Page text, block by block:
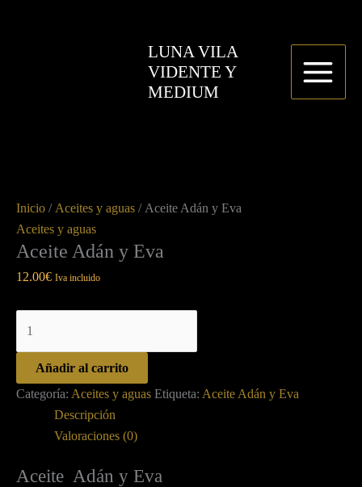
LUNA VILA
VIDENTE Y
MEDIUM
Inicio /Aceites y aguas / Aceite Adán y Eva
Aceites y aguas
Aceite Adán y Eva
12.00€ Iva incluido
Añadir al carrito
Categoría: Aceites y aguas Etiqueta: Aceite Adán y Eva
Descripción
Valoraciones (0)
Aceite Adán y Eva